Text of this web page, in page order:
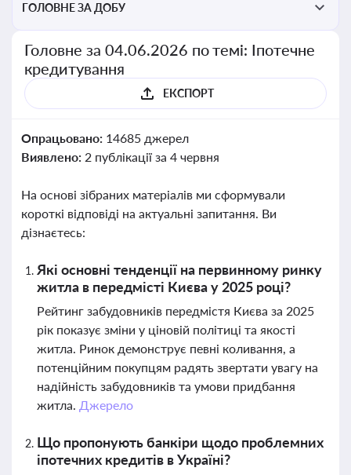
ГОЛОВНЕ ЗА ДОБУ
Головне за 04.06.2026 по темі: Іпотечне
кредитування
ЕКСПОРТ
Опрацьовано: 14685 джерел
Виявлено: 2 публікації за 4 червня
На основі зібраних матеріалів ми сформували
короткі відповіді на актуальні запитання. Ви
дізнаєтесь:
Які основні тенденції на первинному ринку
житла в передмісті Києва у 2025 році?
Рейтинг забудовників передмістя Києва за 2025
рік показує зміни у ціновій політиці та якості
житла. Ринок демонструє певні коливання, а
потенційним покупцям радять звертати увагу на
надійність забудовників та умови придбання
житла. Джерело
Що пропонують банкіри щодо проблемних
іпотечних кредитів в Україні?